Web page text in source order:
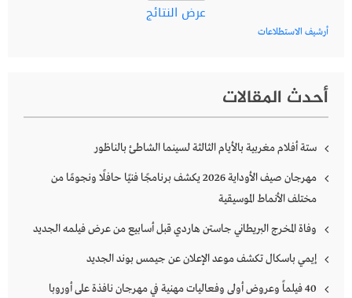
عرض النتائج
أرشيف الاستطلاعات
أحدث المقالات
ستة أفلام مغربية بالأيام الثالثة لسينما الشاطئ بالناظور
مهرجان صيف الأوداية 2026 يكشف برنامجًا فنيًا حافلًا ونجومًا من
مختلف الأنماط الموسيقية
وفاة المخرج البريطاني جاستن هاردي قبل أسابيع من عرض فيلمه الجديد
إيمي باسكال تكشف موعد الإعلان عن جيمس بوند الجديد
40 فيلماً وعروض أولى وفعاليات مهنية في مهرجان نافذة على أوروبا